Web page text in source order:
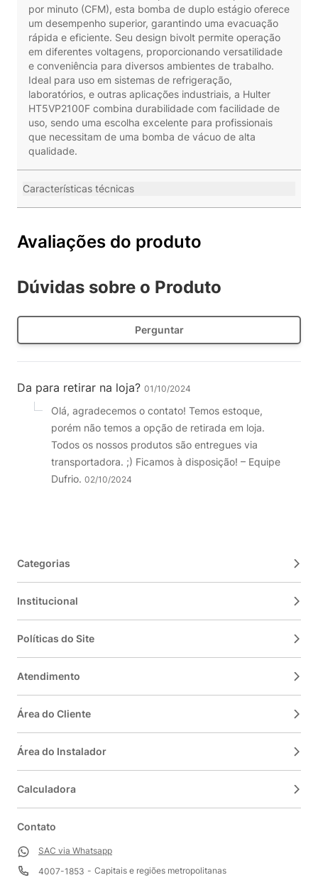
por minuto (CFM), esta bomba de duplo estágio oferece
um desempenho superior, garantindo uma evacuação
rápida e eficiente. Seu design bivolt permite operação
em diferentes voltagens, proporcionando versatilidade
e conveniência para diversos ambientes de trabalho.
Ideal para uso em sistemas de refrigeração,
laboratórios, e outras aplicações industriais, a Hulter
HT5VP2100F combina durabilidade com facilidade de
uso, sendo uma escolha excelente para profissionais
que necessitam de uma bomba de vácuo de alta
qualidade.
Características técnicas
Avaliações do produto
Dúvidas sobre o Produto
Perguntar
Da para retirar na loja? 01/10/2024
Olá, agradecemos o contato! Temos estoque,
porém não temos a opção de retirada em loja.
Todos os nossos produtos são entregues via
transportadora. ;) Ficamos à disposição! – Equipe
Dufrio. 02/10/2024
Categorias
Institucional
Políticas do Site
Atendimento
Área do Cliente
Área do Instalador
Calculadora
Contato
SAC via Whatsapp
4007-1853
Capitais e regiões metropolitanas